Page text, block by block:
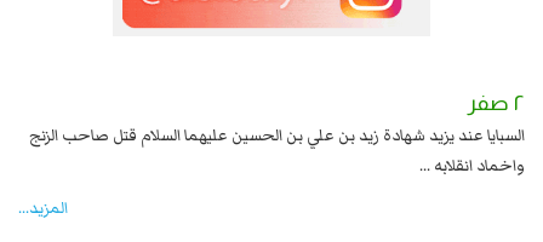
٢ صفر
السبايا عند يزيد شهادة زيد بن علي بن الحسين عليهما السلام قتل صاحب الزنج
واخماد انقلابه ...
المزید...